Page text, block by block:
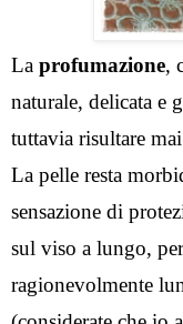
La profumazione,
naturale, delicata e
tuttavia risultare
La pelle resta
sensazione di
sul viso a lungo,
ragionevolmente